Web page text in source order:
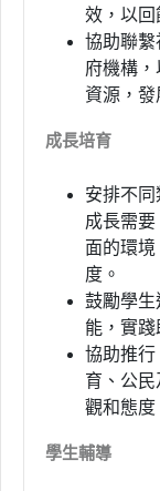
效，以回
協助聯繫
府機構
資源，發
成長培育
安排不
成長需
面的環
度。
鼓勵學生
能，實踐
協助推行
育、公
觀和態度
學生輔導